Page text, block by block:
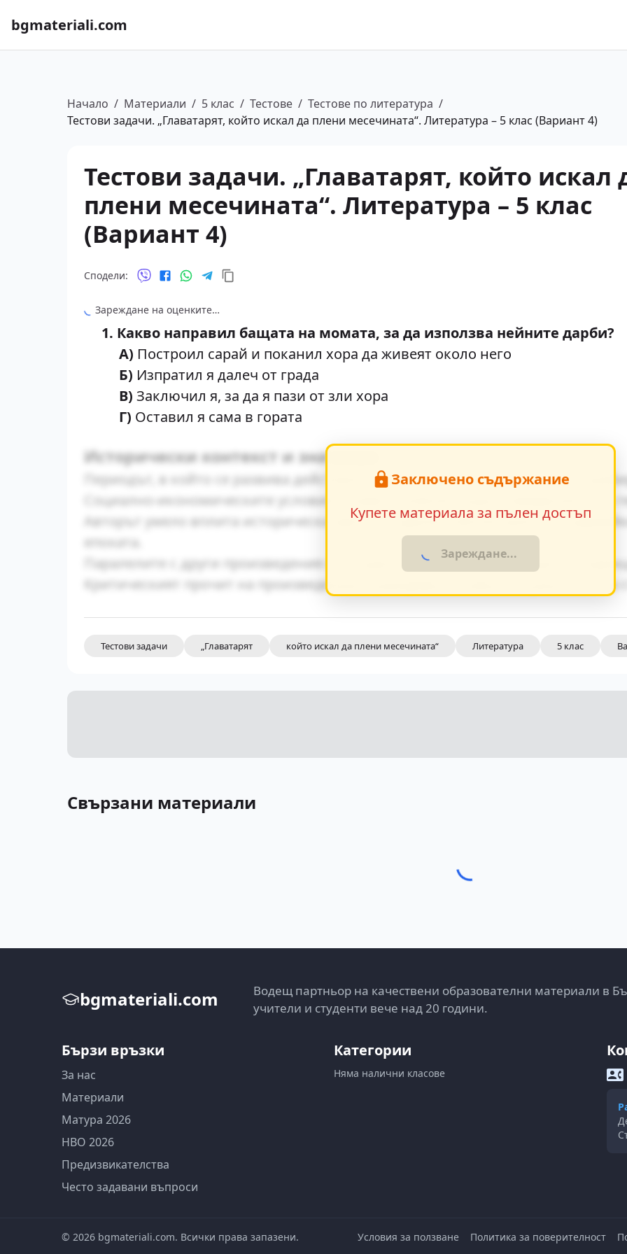
bgmateriali.com
Начало / Материали / 5 клас / Тестове / Тестове по литература /
Тестови задачи. „Главатарят, който искал да плени месечината“. Литература – 5 клас (Вариант 4)
Тестови задачи. „Главатарят, който искал
плени месечината“. Литература – 5 клас
(Вариант 4)
Сподели:
Зареждане на оценките…
1. Какво направил бащата на момата, за да използва нейните дарби?
А) Построил сарай и поканил хора да живеят около него
Б) Изпратил я далеч от града
В) Заключил я, за да я пази от зли хора
Г) Оставил я сама в гората
Исторически контекст и значение
Периодът, в който се развива действието, е от съществено значение за
Социално-икономическите условия оказват влияние върху поведението на
Авторът умело вплита исторически факти в художествения разказ,
епохата.
Паралелите с други произведения от същия период показват общите
Критическият прочит на произведението разкрива неговата актуалност и за
Заключено съдържание
Купете материала за пълен достъп
Зареждане...
Тестови задачи „Главатарят който искал да плени месечината“ Литература 5 клас
Свързани материали
bgmateriali.com
Водещ партньор на качествени образователни материали в
учители и студенти вече над 20 години.
Бързи връзки
За нас
Материали
Матура 2026
НВО 2026
Предизвикателства
Често задавани въпроси
Категории
Няма налични класове
© 2026 bgmateriali.com. Всички права запазени. Условия за ползване Политика за поверителност